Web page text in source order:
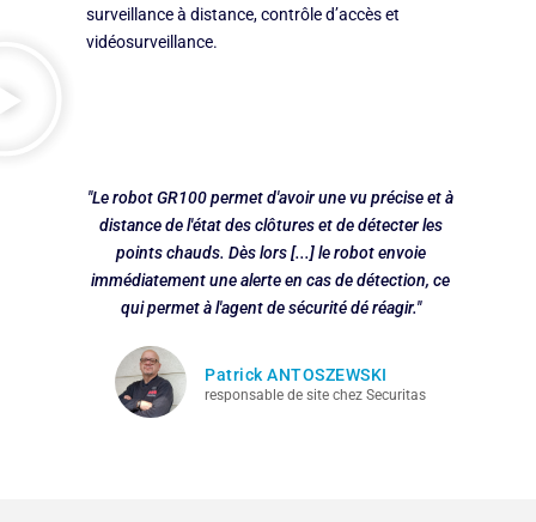
surveillance à distance, contrôle d’accès et
vidéosurveillance.
"Le robot GR100 permet d'avoir une vu précise et à
distance de l'état des clôtures et de détecter les
points chauds. Dès lors [...] le robot envoie
immédiatement une alerte en cas de détection, ce
qui permet à l'agent de sécurité dé réagir."
Patrick ANTOSZEWSKI
responsable de site chez Securitas